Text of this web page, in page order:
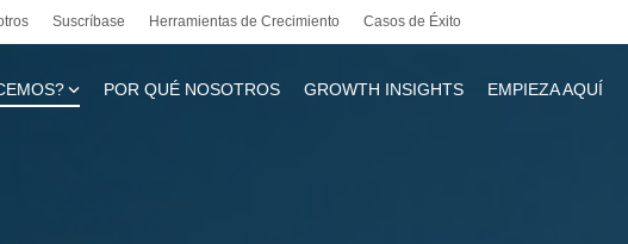
Suscríbase Herramientas de Crecimiento Casos de Éxito
POR QUÉ NOSOTROS GROWTH INSIGHTS EMPIEZA AQUÍ